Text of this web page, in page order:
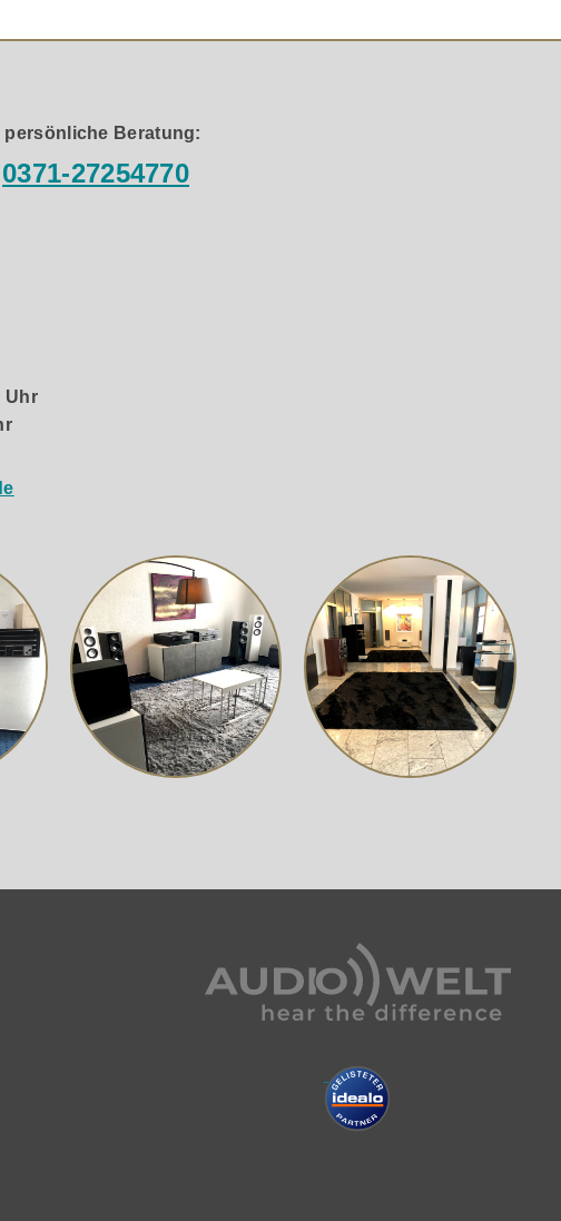
eine überraschend große Bühne in einem dezenten,
Beratung:
0371-27254770
Uhr